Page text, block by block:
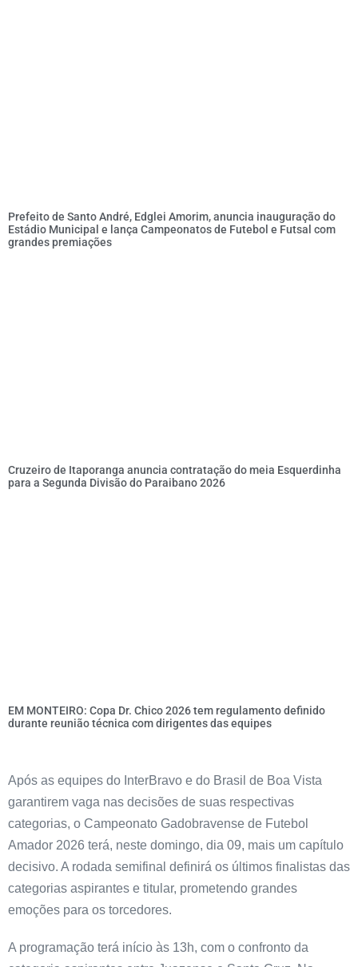
Prefeito de Santo André, Edglei Amorim, anuncia inauguração do
Estádio Municipal e lança Campeonatos de Futebol e Futsal com
grandes premiações
Cruzeiro de Itaporanga anuncia contratação do meia Esquerdinha
para a Segunda Divisão do Paraibano 2026
EM MONTEIRO: Copa Dr. Chico 2026 tem regulamento definido
durante reunião técnica com dirigentes das equipes
Após as equipes do InterBravo e do Brasil de Boa Vista
garantirem vaga nas decisões de suas respectivas
categorias, o Campeonato Gadobravense de Futebol
Amador 2026 terá, neste domingo, dia 09, mais um capítulo
decisivo. A rodada semifinal definirá os últimos finalistas das
categorias aspirantes e titular, prometendo grandes
emoções para os torcedores.
A programação terá início às 13h, com o confronto da